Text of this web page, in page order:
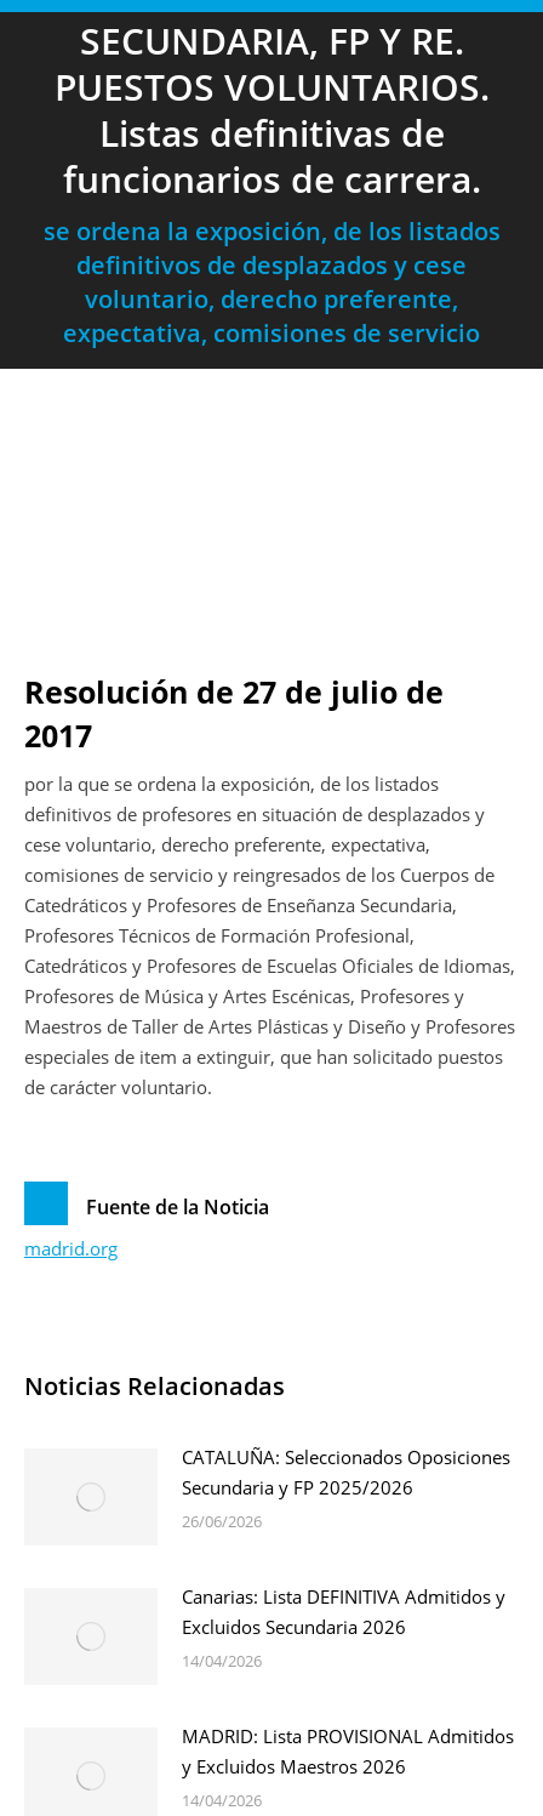
SECUNDARIA, FP Y RE.
PUESTOS VOLUNTARIOS.
Listas definitivas de
funcionarios de carrera.
se ordena la exposición, de los listados
definitivos de desplazados y cese
voluntario, derecho preferente,
expectativa, comisiones de servicio
Resolución de 27 de julio de
2017
por la que se ordena la exposición, de los listados
definitivos de profesores en situación de desplazados y
cese voluntario, derecho preferente, expectativa,
comisiones de servicio y reingresados de los Cuerpos de
Catedráticos y Profesores de Enseñanza Secundaria,
Profesores Técnicos de Formación Profesional,
Catedráticos y Profesores de Escuelas Oficiales de Idiomas,
Profesores de Música y Artes Escénicas, Profesores y
Maestros de Taller de Artes Plásticas y Diseño y Profesores
especiales de item a extinguir, que han solicitado puestos
de carácter voluntario.
Fuente de la Noticia
madrid.org
Noticias Relacionadas
CATALUÑA: Seleccionados Oposiciones
Secundaria y FP 2025/2026
26/06/2026
Canarias: Lista DEFINITIVA Admitidos y
Excluidos Secundaria 2026
14/04/2026
MADRID: Lista PROVISIONAL Admitidos
y Excluidos Maestros 2026
14/04/2026